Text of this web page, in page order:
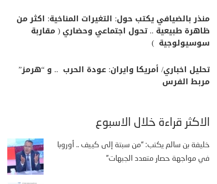
منذر بالضيافي يكتب حول: التغيرات المناخية: اكثر من
ظاهرة طبيعية .. تحول اجتماعي وحضاري ( مقاربة
سوسيولوجية )
تحليل اخباري/ أمريكا وايران: عودة الحرب .. و “هرمز”
مربط الفرس
الأكثر قراءة خلال الأسبوع
خليفة بن سالم يكتب: “من سبتة إلى كييف .. أوروبا
في مواجهة حصار متعدد الجبهات”